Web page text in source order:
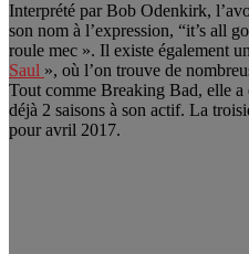
Interprété par Bob Odenkirk,
son nom à l’expression, “it’s all
roule mec ». Il existe également
Saul », où l’on trouve de
Tout comme Breaking Bad, elle
déjà 2 saisons à son actif. La
pour avril 2017.